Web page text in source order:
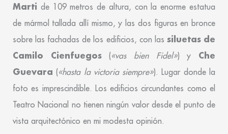
Marti de 109 metros de altura, con la enorme estatua
de mármol tallada allí mismo, y las dos figuras en bronce
sobre las fachadas de los edificios, con las siluetas de
Camilo Cienfuegos(«vas bien Fidel») y Che
Guevara («hasta la victoria siempre»). Lugar donde la
foto es imprescindible. Los edificios circundantes como el
Teatro Nacional no tienen ningún valor desde el punto de
vista arquitectónico en mi modesta opinión.